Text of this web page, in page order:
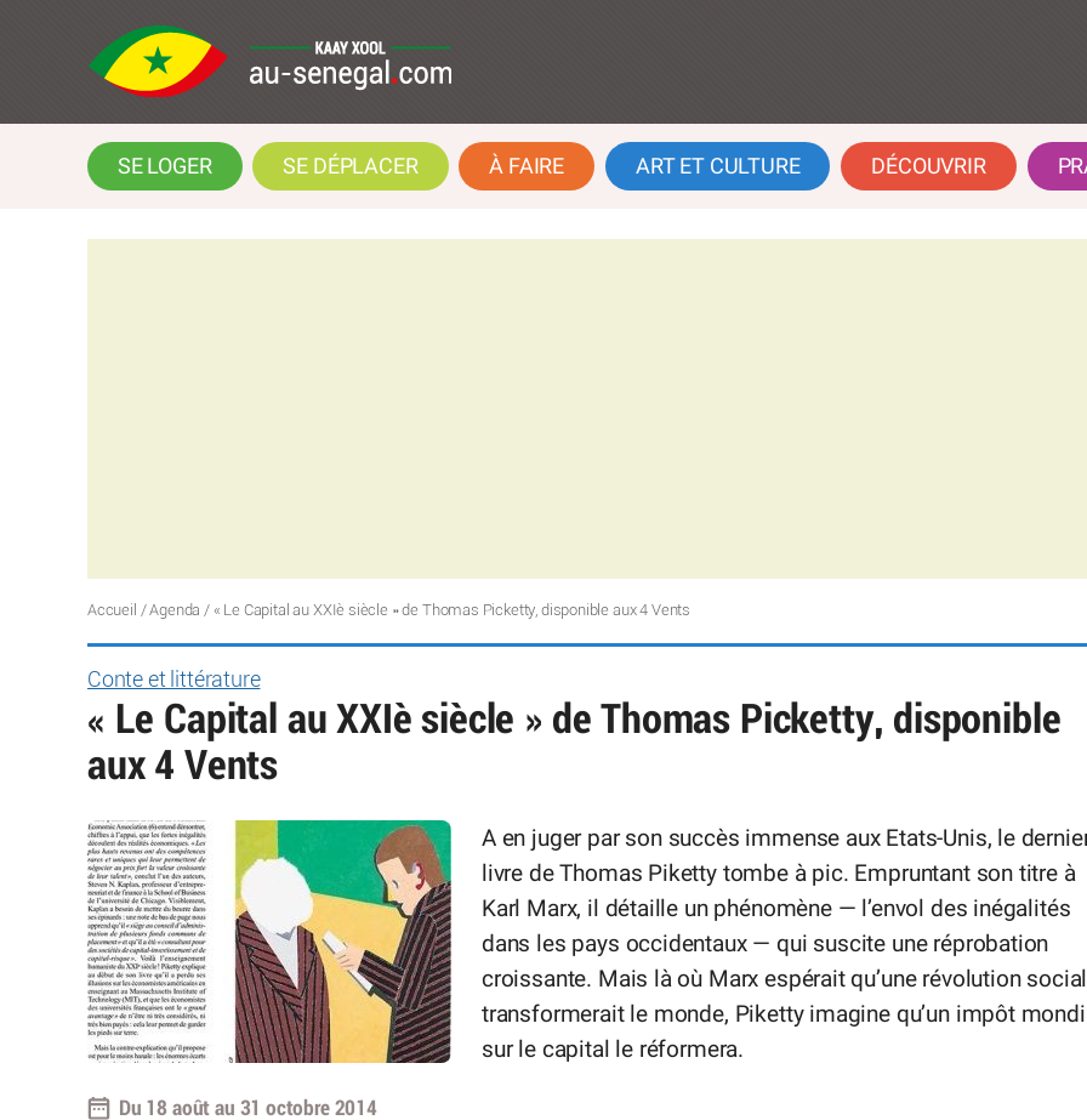
SE LOGER SE DÉPLACER À FAIRE ART ET CULTURE DÉCOUVRIR
Accueil /Agenda / « Le Capital au XXIè siècle » de Thomas Picketty, disponible aux 4 Vents
Conte et littérature
« Le Capital au XXIè siècle » de Thomas Picketty, disponible
aux 4 Vents
A en juger par son succès immense aux Etats-Unis, le
livre de Thomas Piketty tombe à pic. Empruntant son titre à
Karl Marx, il détaille un phénomène — l’envol des inégalités
dans les pays occidentaux — qui suscite une réprobation
croissante. Mais là où Marx espérait qu’une révolution
transformerait le monde, Piketty imagine qu’un impôt
sur le capital le réformera.
Du 18 août au 31 octobre 2014